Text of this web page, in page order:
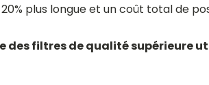
plus longue et un coût total de
des filtres de qualité supérieure